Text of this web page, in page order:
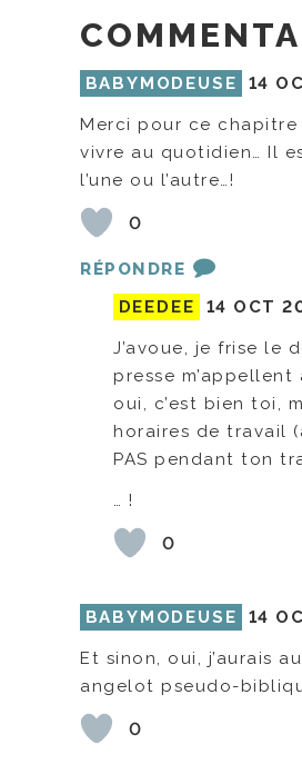
BABYMODEUSE 14
Merci pour ce
vivre au quotidien… Il
l’une ou l’autre…!
0
RÉPONDRE
DEEDEE
14 OCT
J’avoue, je frise le
presse
oui, c’est bien toi,
horaires de travail
PAS pendant ton
… !
0
BABYMODEUSE 14
Et sinon, oui, j’aurais
angelot pseudo-
0